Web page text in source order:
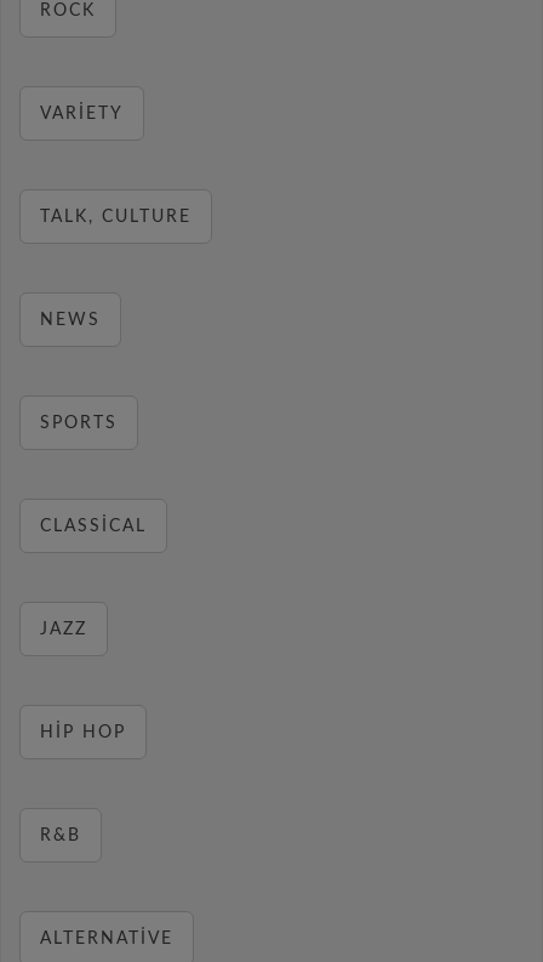
ROCK
VARIETY
TALK, CULTURE
NEWS
SPORTS
CLASSICAL
JAZZ
HIP HOP
R&B
ALTERNATIVE